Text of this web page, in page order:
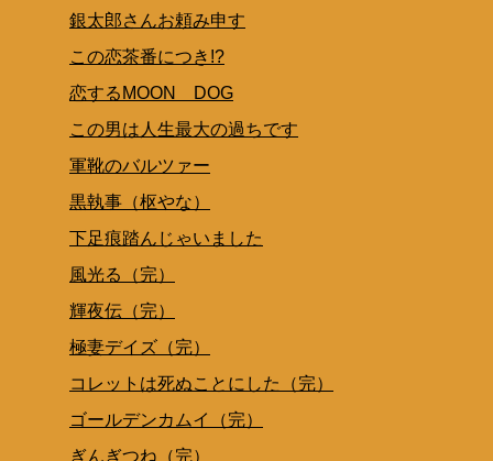
銀太郎さんお頼み申す
この恋茶番につき!?
恋するMOON DOG
この男は人生最大の過ちです
軍靴のバルツァー
黒執事（枢やな）
下足痕踏んじゃいました
風光る（完）
輝夜伝（完）
極妻デイズ（完）
コレットは死ぬことにした（完）
ゴールデンカムイ（完）
ぎんぎつね（完）